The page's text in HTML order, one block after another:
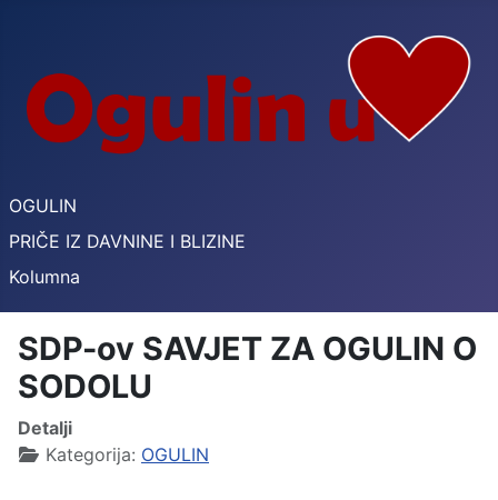
OGULIN
PRIČE IZ DAVNINE I BLIZINE
Kolumna
SDP-ov SAVJET ZA OGULIN O
SODOLU
Detalji
Kategorija: OGULIN